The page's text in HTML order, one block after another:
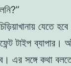
?”
যেতে হবে
টাইপব্যাপার ।
। এর সঙ্গে কথা